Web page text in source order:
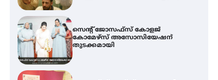
സെന്റ് ജോസഫ്സ് കോളജ്
കോമേഴ്‌സ് അസോസിയേഷന്
തുടക്കമായി